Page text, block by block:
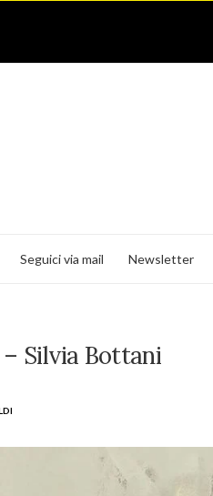
Seguici via mail Newsletter
Silvia Bottani